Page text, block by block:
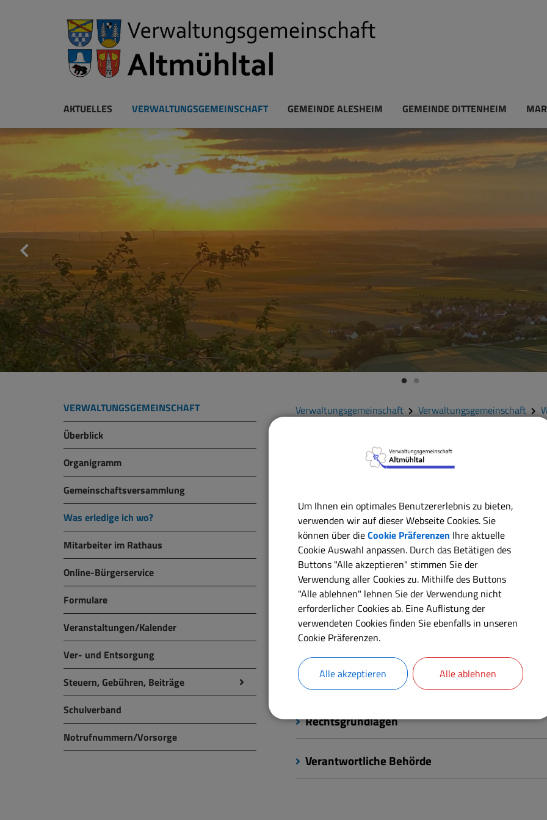
AKTUELLES VERWALTUNGSGEMEINSCHAFT GEMEINDE ALESHEIM GEMEINDE DITTENHEIM
VERWALTUNGSGEMEINSCHAFT
Überblick
Organigramm
Gemeinschaftsversammlung
Was erledige ich wo?
Mitarbeiter im Rathaus
Online-Bürgerservice
Formulare
Veranstaltungen/Kalender
Ver- und Entsorgung
Steuern, Gebühren, Beiträge
Schulverband
Notrufnummern/Vorsorge
Verwaltungsgemeinschaft Verwaltungsgemeinschaft
Kommunales Archiv;
Nutzung von Archivgut
Wenn Sie das in einem kommunalen Archiv verwahrte
dies beantragen.
Langbeschreibung
Weiterführende Links
Rechtsgrundlagen
Verantwortliche Behörde
Um Ihnen ein optimales Benutzererlebnis zu bieten,
verwenden wir auf dieser Webseite Cookies. Sie
können über dieCookie Präferenzen Ihre aktuelle
Cookie Auswahl anpassen. Durch das Betätigen des
Buttons "Alle akzeptieren" stimmen Sie der
Verwendung aller Cookies zu. Mithilfe des Buttons
"Alle ablehnen" lehnen Sie der Verwendung nicht
erforderlicher Cookies ab. Eine Auflistung der
verwendeten Cookies finden Sie ebenfalls in unseren
Cookie Präferenzen.
Alle akzeptieren Alle ablehnen